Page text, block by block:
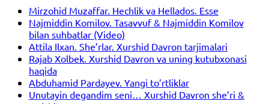
Mirzohid Muzaffar. Hechlik va Hellados. Esse
Najmiddin Komilov. Tasavvuf & Najmiddin Komilov
bilan suhbatlar (Video)
Attila Ilxan. She’rlar. Xurshid Davron tarjimalari
Rajab Xolbek. Xurshid Davron va uning kutubxonasi
haqida
Abduhamid Pardayev. Yangi to’rtliklar
Unutayin degandim seni… Xurshid Davron she’ri &